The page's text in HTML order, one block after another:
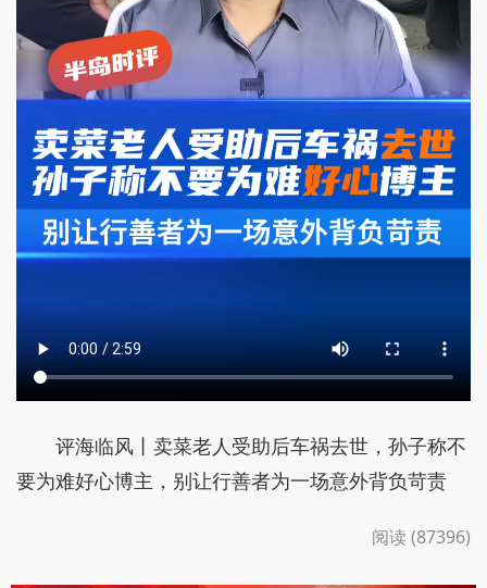
评海临风丨卖菜老人受助后车祸去世，孙子称不
要为难好心博主，别让行善者为一场意外背负苛责
阅读 (87396)